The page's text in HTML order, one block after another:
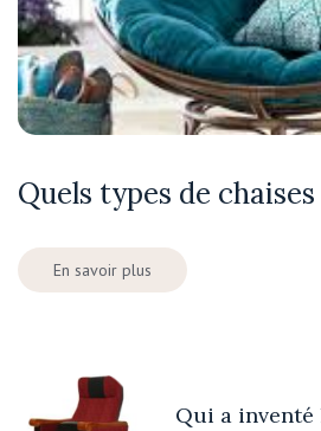
Quels types de
En savoir plus
Qui a inventé